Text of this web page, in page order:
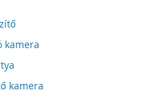
kamera
kamera